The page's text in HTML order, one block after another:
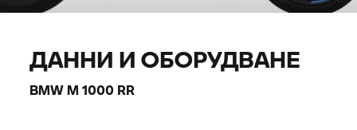
ДАННИ И ОБОРУДВАНЕ
BMW M1000 RR